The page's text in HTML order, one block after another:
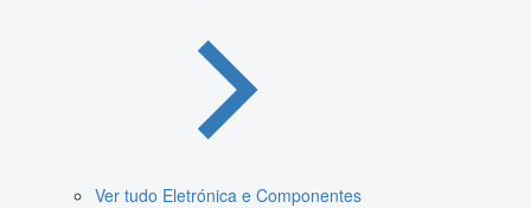
Ver tudo Eletrónica e Componentes